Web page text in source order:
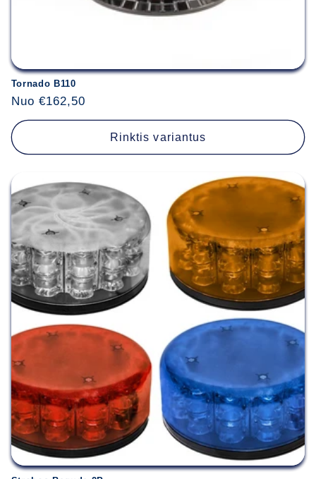
Tornado B110
Įprasta
kaina
Nuo €162,50
Rinktis variantus